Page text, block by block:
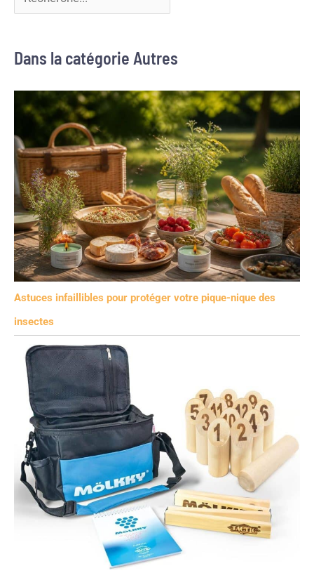
Dans la catégorie Autres
Astuces infaillibles pour protéger votre pique-nique des
insectes